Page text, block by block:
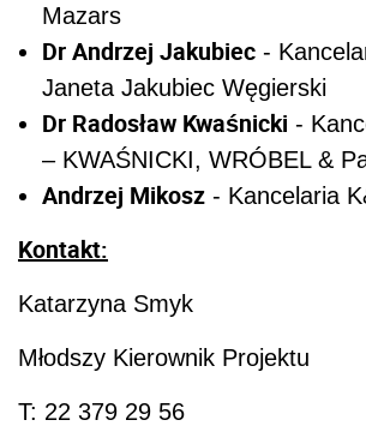
Mazars
Dr Andrzej Jakubiec -
Janeta Jakubiec Węgierski
Dr Radosław Kwaśnicki -
– KWAŚNICKI, WRÓBEL &
Andrzej Mikosz - Kancelaria
Kontakt:
Katarzyna Smyk
Młodszy Kierownik Projektu
T: 22 379 29 56